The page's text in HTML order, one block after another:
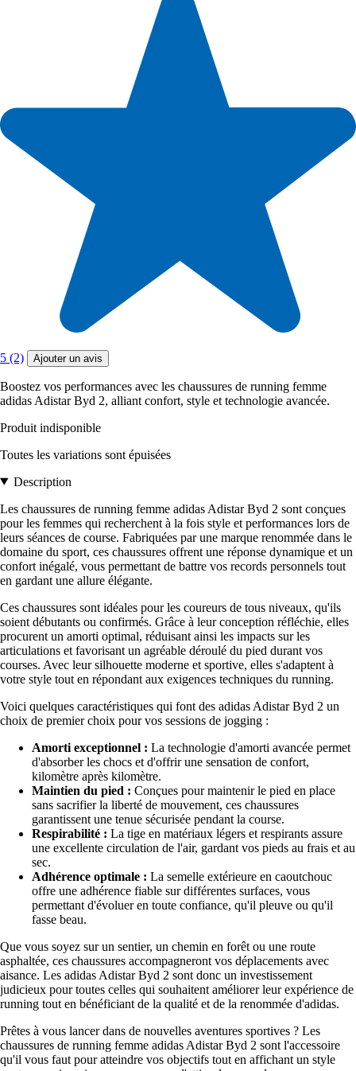
5 (2) Ajouter un avis
Boostez vos performances avec les chaussures de running femme
adidas Adistar Byd 2, alliant confort, style et technologie avancée.
Produit indisponible
Toutes les variations sont épuisées
Description
Les chaussures de running femme adidas Adistar Byd 2 sont conçues
pour les femmes qui recherchent à la fois style et performances lors de
leurs séances de course. Fabriquées par une marque renommée dans le
domaine du sport, ces chaussures offrent une réponse dynamique et un
confort inégalé, vous permettant de battre vos records personnels tout
en gardant une allure élégante.
Ces chaussures sont idéales pour les coureurs de tous niveaux, qu'ils
soient débutants ou confirmés. Grâce à leur conception réfléchie, elles
procurent un amorti optimal, réduisant ainsi les impacts sur les
articulations et favorisant un agréable déroulé du pied durant vos
courses. Avec leur silhouette moderne et sportive, elles s'adaptent à
votre style tout en répondant aux exigences techniques du running.
Voici quelques caractéristiques qui font des adidas Adistar Byd 2 un
choix de premier choix pour vos sessions de jogging :
Amorti exceptionnel : La technologie d'amorti avancée permet
d'absorber les chocs et d'offrir une sensation de confort,
kilomètre après kilomètre.
Maintien du pied : Conçues pour maintenir le pied en place
sans sacrifier la liberté de mouvement, ces chaussures
garantissent une tenue sécurisée pendant la course.
Respirabilité : La tige en matériaux légers et respirants assure
une excellente circulation de l'air, gardant vos pieds au frais et au
sec.
Adhérence optimale : La semelle extérieure en caoutchouc
offre une adhérence fiable sur différentes surfaces, vous
permettant d'évoluer en toute confiance, qu'il pleuve ou qu'il
fasse beau.
Que vous soyez sur un sentier, un chemin en forêt ou une route
asphaltée, ces chaussures accompagneront vos déplacements avec
aisance. Les adidas Adistar Byd 2 sont donc un investissement
judicieux pour toutes celles qui souhaitent améliorer leur expérience de
running tout en bénéficiant de la qualité et de la renommée d'adidas.
Prêtes à vous lancer dans de nouvelles aventures sportives ? Les
chaussures de running femme adidas Adistar Byd 2 sont l'accessoire
qu'il vous faut pour atteindre vos objectifs tout en affichant un style